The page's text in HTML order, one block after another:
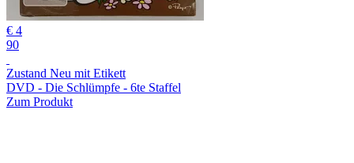
€ 4
90
Zustand Neu mit Etikett
DVD - Die Schlümpfe - 6te Staffel
Zum Produkt